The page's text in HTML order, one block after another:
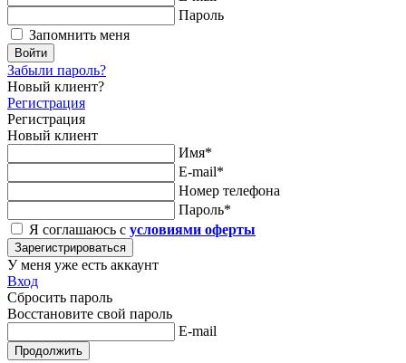
Пароль
Запомнить меня
Войти
Забыли пароль?
Новый клиент?
Регистрация
Регистрация
Новый клиент
Имя*
E-mail*
Номер телефона
Пароль*
Я соглашаюсь с условиями оферты
Зарегистрироваться
У меня уже есть аккаунт
Вход
Сбросить пароль
Восстановите свой пароль
E-mail
Продолжить